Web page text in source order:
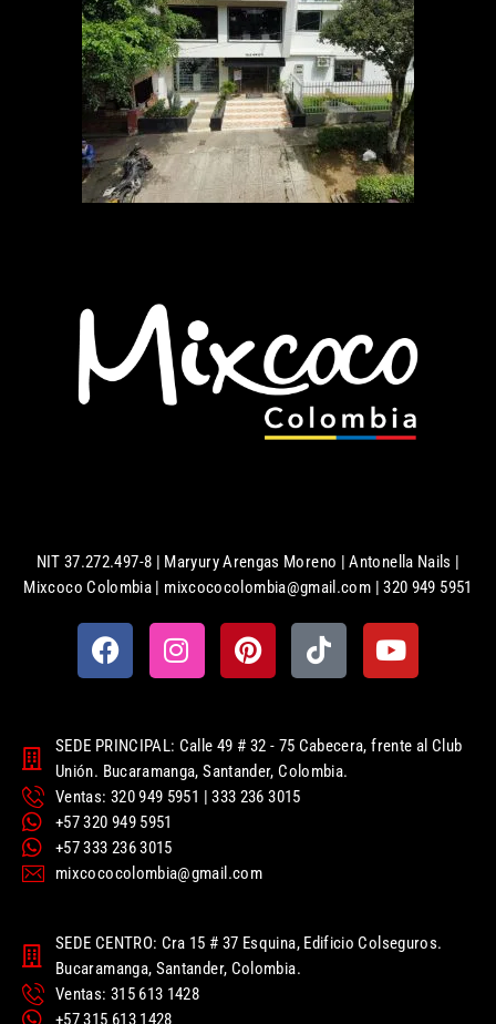
NIT 37.272.497-8 | Maryury Arengas Moreno | Antonella Nails |
Mixcoco Colombia | mixcococolombia@gmail.com | 320 949 5951
SEDE PRINCIPAL: Calle 49 # 32 - 75 Cabecera, frente al Club
Unión. Bucaramanga, Santander, Colombia.
Ventas: 320 949 5951 | 333 236 3015
+57 320 949 5951
+57 333 236 3015
mixcococolombia@gmail.com
SEDE CENTRO: Cra 15 # 37 Esquina, Edificio Colseguros.
Bucaramanga, Santander, Colombia.
Ventas: 315 613 1428
+57 315 613 1428